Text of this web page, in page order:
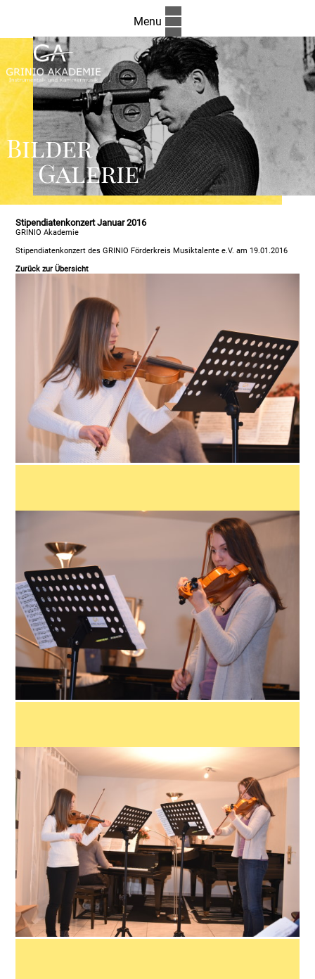
Menu
Bilder
Galerie
Stipendiatenkonzert Januar 2016
GRINIO Akademie
Stipendiatenkonzert des GRINIO Förderkreis Musiktalente e.V. am 19.01.2016
Zurück zur Übersicht